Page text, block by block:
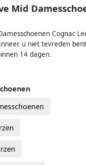
Mid
Cognac
u niet tevreden
14 dagen.